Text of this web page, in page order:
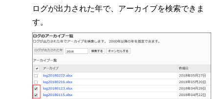
ログが出力された年で、アーカイブを検索できま
す。